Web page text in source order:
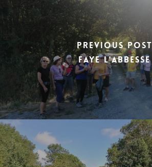
Previous Post
FAYE L'ABBESSE